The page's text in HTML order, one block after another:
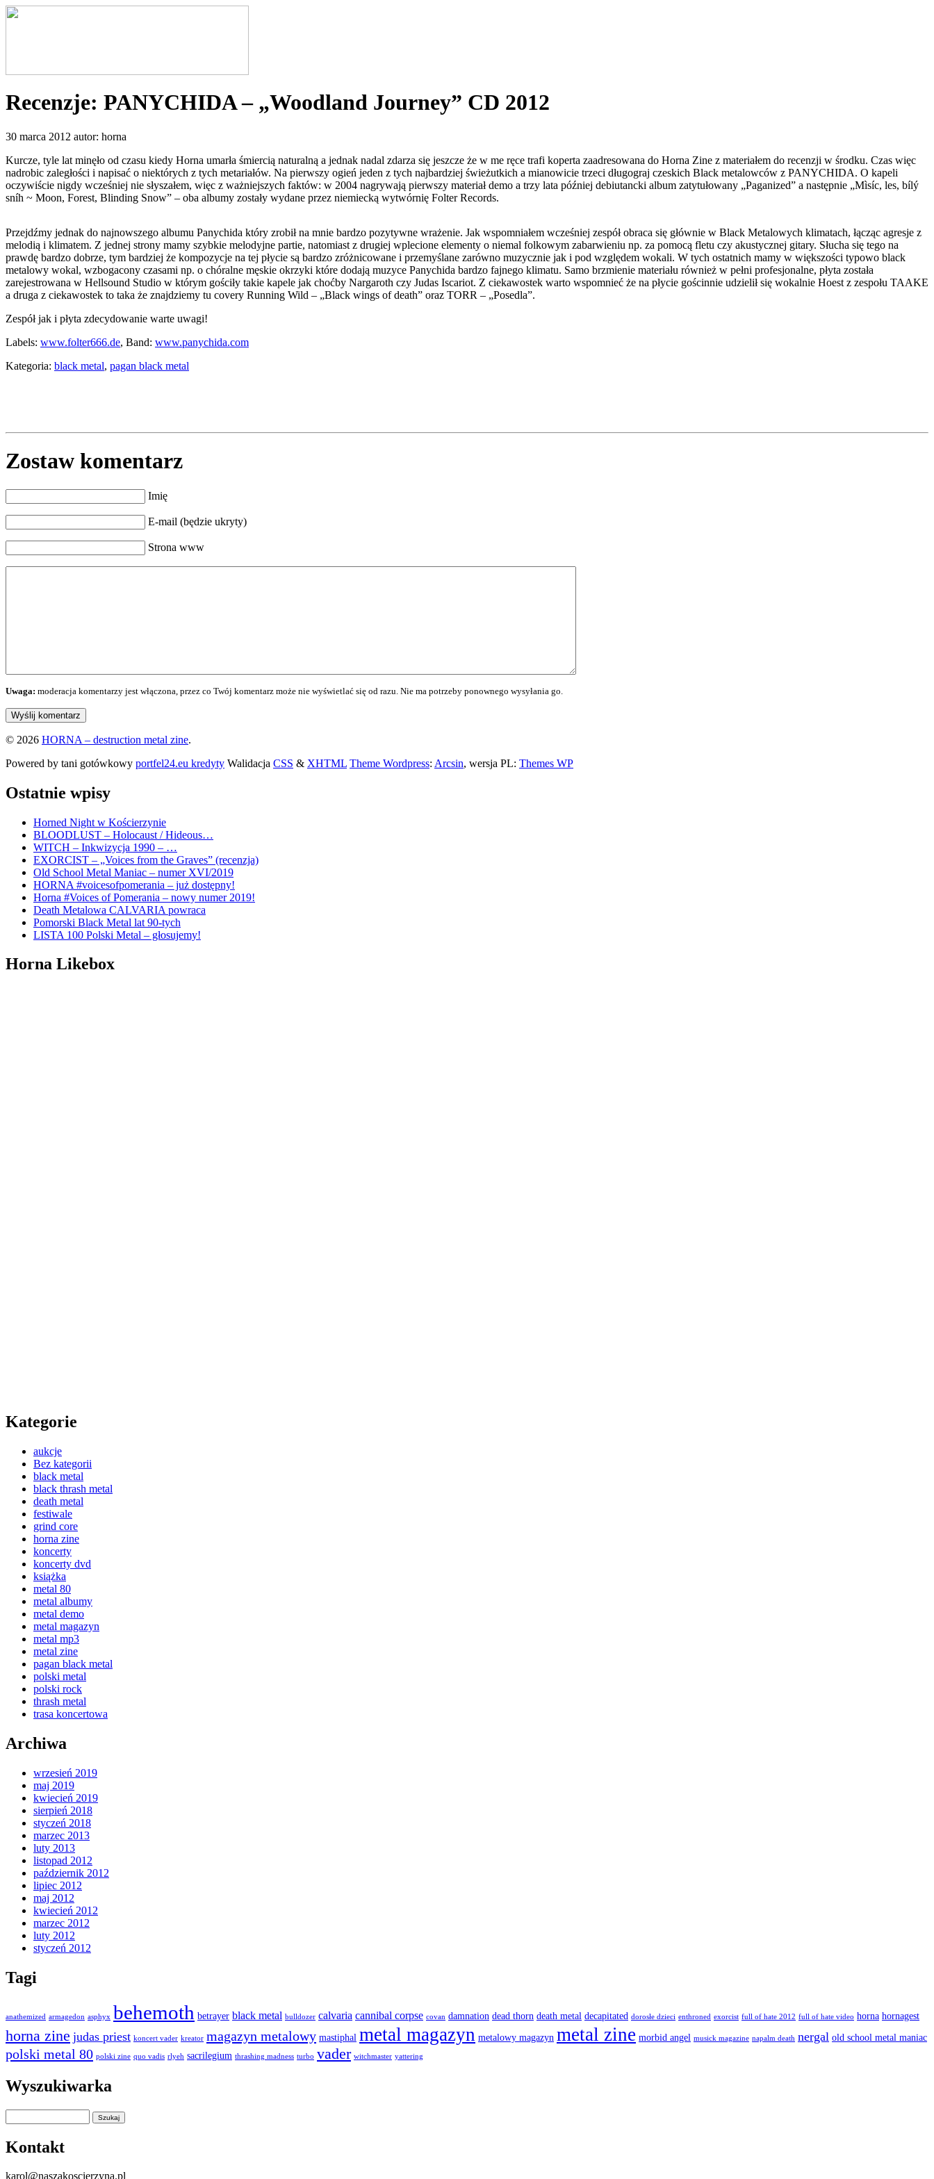
Recenzje: PANYCHIDA – „Woodland Journey” CD 2012
30 marca 2012 autor: horna
Kurcze, tyle lat minęło od czasu kiedy Horna umarła śmiercią naturalną a jednak nadal zdarza się jeszcze że w me ręce trafi koperta zaadresowana do Horna Zine z materiałem do recenzji w środku. Czas więc
nadrobic zaległości i napisać o niektórych z tych metariałów. Na pierwszy ogień jeden z tych najbardziej świeżutkich a mianowicie trzeci długograj czeskich Black metalowców z PANYCHIDA. O kapeli
oczywiście nigdy wcześniej nie słyszałem, więc z ważniejszych faktów: w 2004 nagrywają pierwszy materiał demo a trzy lata później debiutancki album zatytułowany „Paganized” a następnie „Mìsíc, les, bílý
sníh ~ Moon, Forest, Blinding Snow” – oba albumy zostały wydane przez niemiecką wytwórnię Folter Records.
Przejdźmy jednak do najnowszego albumu Panychida który zrobił na mnie bardzo pozytywne wrażenie. Jak wspomniałem wcześniej zespół obraca się głównie w Black Metalowych klimatach, łącząc agresje z
melodią i klimatem. Z jednej strony mamy szybkie melodyjne partie, natomiast z drugiej wplecione elementy o niemal folkowym zabarwieniu np. za pomocą fletu czy akustycznej gitary. Słucha się tego na
prawdę bardzo dobrze, tym bardziej że kompozycje na tej płycie są bardzo zróżnicowane i przemyślane zarówno muzycznie jak i pod względem wokali. W tych ostatnich mamy w większości typowo black
metalowy wokal, wzbogacony czasami np. o chóralne męskie okrzyki które dodają muzyce Panychida bardzo fajnego klimatu. Samo brzmienie materiału również w pełni profesjonalne, płyta została
zarejestrowana w Hellsound Studio w którym gościły takie kapele jak choćby Nargaroth czy Judas Iscariot. Z ciekawostek warto wspomnieć że na płycie gościnnie udzielił się wokalnie Hoest z zespołu TAAKE
a druga z ciekawostek to taka że znajdziemy tu covery Running Wild – „Black wings of death” oraz TORR – „Posedla”.
Zespół jak i płyta zdecydowanie warte uwagi!
Labels: www.folter666.de, Band: www.panychida.com
Kategoria: black metal, pagan black metal
Zostaw komentarz
Imię
E-mail (będzie ukryty)
Strona www
Uwaga: moderacja komentarzy jest włączona, przez co Twój komentarz może nie wyświetlać się od razu. Nie ma potrzeby ponownego wysyłania go.
© 2026 HORNA – destruction metal zine.
Powered by tani gotówkowy portfel24.eu kredyty Walidacja CSS & XHTML Theme Wordpress: Arcsin, wersja PL: Themes WP
Ostatnie wpisy
Horned Night w Kościerzynie
BLOODLUST – Holocaust / Hideous…
WITCH – Inkwizycja 1990 – …
EXORCIST – „Voices from the Graves” (recenzja)
Old School Metal Maniac – numer XVI/2019
HORNA #voicesofpomerania – już dostępny!
Horna #Voices of Pomerania – nowy numer 2019!
Death Metalowa CALVARIA powraca
Pomorski Black Metal lat 90-tych
LISTA 100 Polski Metal – głosujemy!
Horna Likebox
Kategorie
aukcje
Bez kategorii
black metal
black thrash metal
death metal
festiwale
grind core
horna zine
koncerty
koncerty dvd
książka
metal 80
metal albumy
metal demo
metal magazyn
metal mp3
metal zine
pagan black metal
polski metal
polski rock
thrash metal
trasa koncertowa
Archiwa
wrzesień 2019
maj 2019
kwiecień 2019
sierpień 2018
styczeń 2018
marzec 2013
luty 2013
listopad 2012
październik 2012
lipiec 2012
maj 2012
kwiecień 2012
marzec 2012
luty 2012
styczeń 2012
Tagi
anathemized armagedon asphyx behemoth betrayer black metal bulldozer calvaria cannibal corpse covan damnation dead thorn death metal decapitated dorosłe dzieci enthroned exorcist full of hate 2012 full of hate video horna hornagest
horna zine judas priest koncert vader kreator magazyn metalowy mastiphal metal magazyn metalowy magazyn metal zine morbid angel musick magazine napalm death nergal old school metal maniac
polski metal 80 polski zine quo vadis rlyeh sacrilegium thrashing madness turbo vader witchmaster yattering
Wyszukiwarka
Kontakt
karol@naszakoscierzyna.pl